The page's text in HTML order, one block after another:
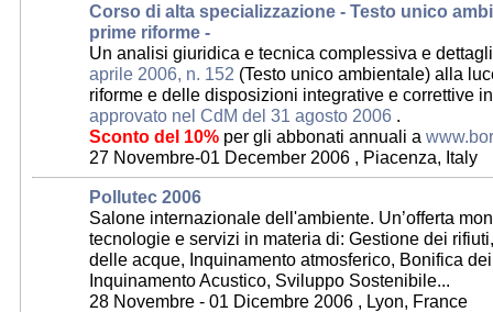
Corso di alta specializzazione - Testo unico
prime riforme -
Un analisi giuridica e tecnica complessiva e
aprile 2006, n. 152 (Testo unico ambientale) alla
riforme e delle disposizioni integrative e correttive
approvato nel CdM del 31 agosto 2006 .
Sconto del 10% per gli abbonati annuali a
27 Novembre-01 December 2006 , Piacenza, Italy
Pollutec 2006
Salone internazionale dell'ambiente. Un’offerta
tecnologie e servizi in materia di: Gestione dei
delle acque, Inquinamento atmosferico, Bonifica
Inquinamento Acustico, Sviluppo Sostenibile...
28 Novembre - 01 Dicembre 2006 , Lyon, France